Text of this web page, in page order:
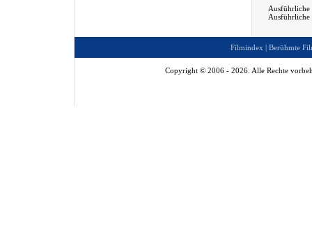
Ausführliche
Ausführliche
Filmindex | Berühmte
Copyright © 2006 - 2026. Alle Rechte